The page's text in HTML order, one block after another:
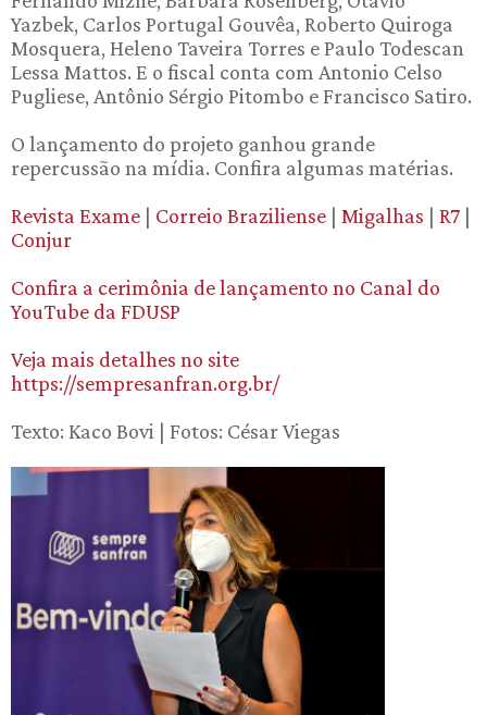
Yazbek, Carlos Portugal Gouvêa, Roberto Quiroga
Mosquera, Heleno Taveira Torres e Paulo Todescan
Lessa Mattos. E o fiscal conta com Antonio Celso
Pugliese, Antônio Sérgio Pitombo e Francisco Satiro.
O lançamento do projeto ganhou grande
repercussão na mídia. Confira algumas matérias.
Revista Exame | Correio Braziliense | Migalhas | R7 |
Conjur
Confira a cerimônia de lançamento no Canal do
YouTube da FDUSP
Veja mais detalhes no site
https://sempresanfran.org.br/
Texto: Kaco Bovi | Fotos: César Viegas